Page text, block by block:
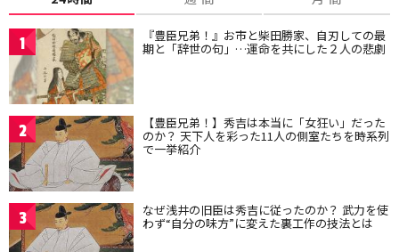
1 『豊臣兄弟！』お市と柴田勝家、自刃しての最
期と「辞世の句」…運命を共にした２人の悲劇
2 【豊臣兄弟！】秀吉は本当に「女狂い」だった
のか？ 天下人を彩った11人の側室たちを時系列
で一挙紹介
3 なぜ浅井の旧臣は秀吉に従ったのか？ 武力を使
わず“自分の味方”に変えた裏工作の技法とは